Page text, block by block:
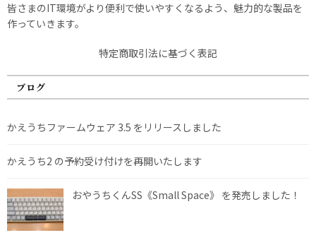
皆さまのIT環境がより便利で使いやすくなるよう、魅力的な製品を
作っていきます。
特定商取引法に基づく表記
ブログ
かえうちファームウェア 3.5 をリリースしました
かえうち2 の予約受け付けを再開いたします
おやうちくんSS《Small Space》 を発売しました！